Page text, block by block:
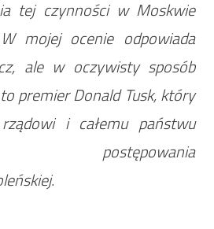
tej czynności w Moskwie
mojej ocenie odpowiada
ale w oczywisty sposób
premier Donald Tusk, który
i całemu państwu